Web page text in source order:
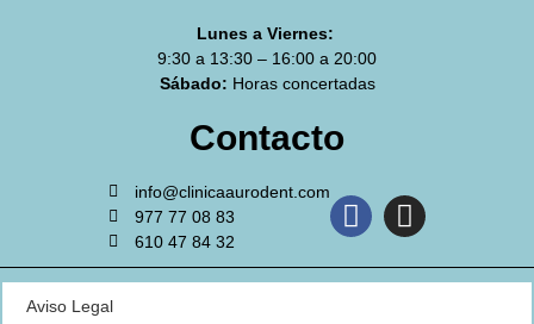
Lunes a Viernes:
9:30 a 13:30 – 16:00 a 20:00
Sábado: Horas concertadas
Contacto
info@clinicaaurodent.com
977 77 08 83
610 47 84 32
Aviso Legal